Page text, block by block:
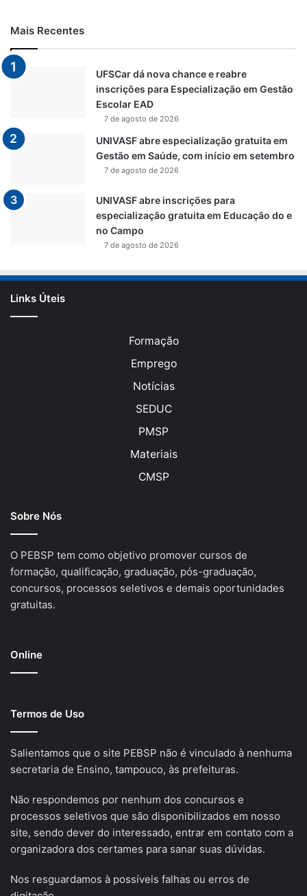
Mais Recentes
UFSCar dá nova chance e reabre
inscrições para Especialização em Gestão
Escolar EAD
7 de agosto de 2026
UNIVASF abre especialização gratuita em
Gestão em Saúde, com início em setembro
7 de agosto de 2026
UNIVASF abre inscrições para
especialização gratuita em Educação do e
no Campo
7 de agosto de 2026
Links Úteis
Formação
Emprego
Notícias
SEDUC
PMSP
Materiais
CMSP
Sobre Nós
O PEBSP tem como objetivo promover cursos de
formação, qualificação, graduação, pós-graduação,
concursos, processos seletivos e demais oportunidades
gratuitas.
Online
Termos de Uso
Salientamos que o site PEBSP não é vinculado à nenhuma
secretaria de Ensino, tampouco, às prefeituras.
Não respondemos por nenhum dos concursos e
processos seletivos que são disponibilizados em nosso
site, sendo dever do interessado, entrar em contato com a
organizadora dos certames para sanar suas dúvidas.
Nos resguardamos à possíveis falhas ou erros de